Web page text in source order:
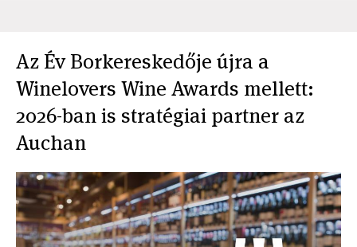
Az Év Borkereskedője újra a
Winelovers Wine Awards mellett:
2026-ban is stratégiai partner az
Auchan